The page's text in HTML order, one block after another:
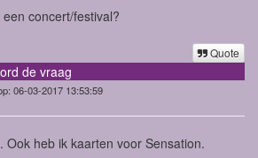
concert/festival?
Quote
de vraag
06-03-2017 13:53:59
Ook heb ik kaarten voor Sensation.